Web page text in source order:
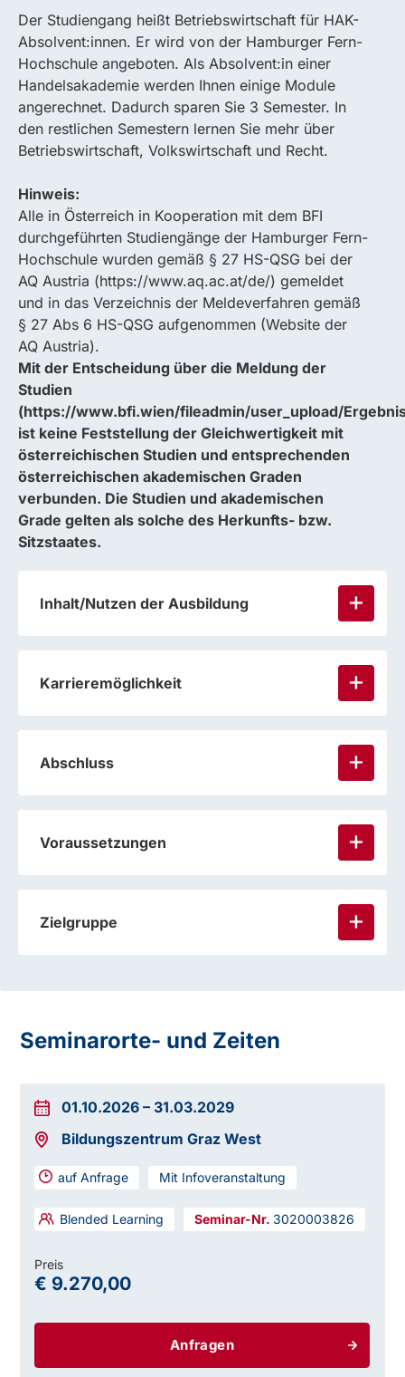
Der Studiengang heißt Betriebswirtschaft für HAK-
Absolvent:innen. Er wird von der Hamburger Fern-
Hochschule angeboten. Als Absolvent:in einer
Handelsakademie werden Ihnen einige Module
angerechnet. Dadurch sparen Sie 3 Semester. In
den restlichen Semestern lernen Sie mehr über
Betriebswirtschaft, Volkswirtschaft und Recht.
Hinweis:
Alle in Österreich in Kooperation mit dem BFI
durchgeführten Studiengänge der Hamburger Fern-
Hochschule wurden gemäß § 27 HS-QSG bei der
AQ Austria (https://www.aq.ac.at/de/) gemeldet
und in das Verzeichnis der Meldeverfahren gemäß
§ 27 Abs 6 HS-QSG aufgenommen (Website der
AQ Austria).
Mit der Entscheidung über die Meldung der
Studien
(https://www.bfi.wien/fileadmin/user_upload/
ist keine Feststellung der Gleichwertigkeit mit
österreichischen Studien und entsprechenden
österreichischen akademischen Graden
verbunden. Die Studien und akademischen
Grade gelten als solche des Herkunfts- bzw.
Sitzstaates.
Inhalt/Nutzen der Ausbildung
Karrieremöglichkeit
Abschluss
Voraussetzungen
Zielgruppe
Seminarorte- und Zeiten
01.10.2026 – 31.03.2029
Bildungszentrum Graz West
auf Anfrage Mit Infoveranstaltung
Blended Learning 3020003826
Anfragen
Preis
€ 9.270,00